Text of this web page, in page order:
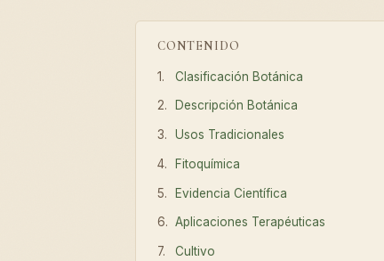
CONTENIDO
Clasificación Botánica
Descripción Botánica
Usos Tradicionales
Fitoquímica
Evidencia Científica
Aplicaciones Terapéuticas
Cultivo